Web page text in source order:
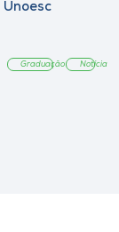
Unoesc
Graduação Notícia